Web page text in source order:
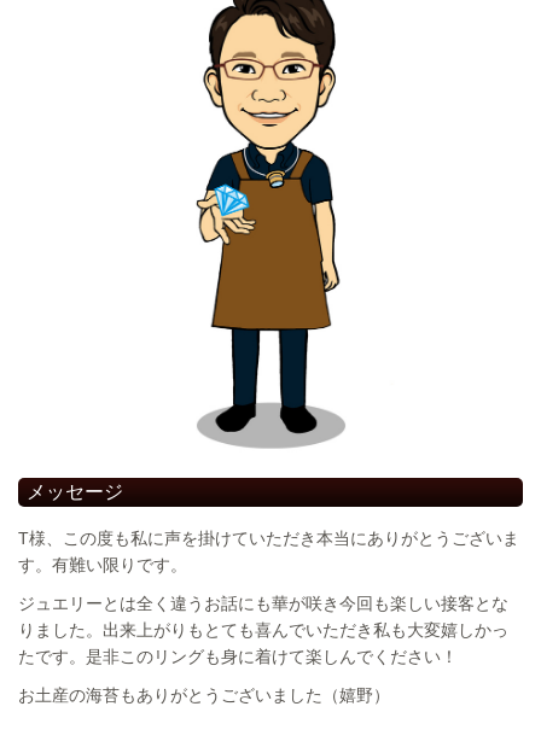
メッセージ
T様、この度も私に声を掛けていただき本当にありがとうございま
す。有難い限りです。
ジュエリーとは全く違うお話にも華が咲き今回も楽しい接客とな
りました。出来上がりもとても喜んでいただき私も大変嬉しかっ
たです。是非このリングも身に着けて楽しんでください！
お土産の海苔もありがとうございました（嬉野）